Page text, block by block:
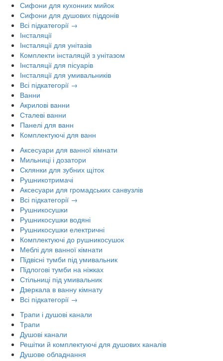
Сифони для кухонних мийок
Сифони для душових піддонів
Всі підкатегорії →
Інсталяції
Інсталяції для унітазів
Комплекти інсталяцій з унітазом
Інсталяції для пісуарів
Інсталяції для умивальників
Всі підкатегорії →
Ванни
Акрилові ванни
Сталеві ванни
Панелі для ванн
Комплектуючі для ванн
Аксесуари для ванної кімнати
Мильниці і дозатори
Склянки для зубних щіток
Рушникотримачі
Аксесуари для громадських санвузлів
Всі підкатегорії →
Рушникосушки
Рушникосушки водяні
Рушникосушки електричні
Комплектуючі до рушникосушок
Меблі для ванної кімнати
Підвісні тумби під умивальник
Підлогові тумби на ніжках
Стільниці під умивальник
Дзеркала в ванну кімнату
Всі підкатегорії →
Трапи і душові канали
Трапи
Душові канали
Решітки й комплектуючі для душових каналів
Душове обладнання